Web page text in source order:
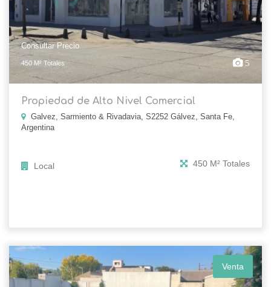
Consultar Precio
450 M² Totales 5
Propiedad de Alto Nivel Comercial
Galvez, Sarmiento & Rivadavia, S2252 Gálvez, Santa Fe,
Argentina
Local 450 M² Totales
Venta